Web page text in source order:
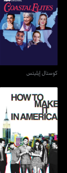
كوستال إيليتس
كوستال إيليتس
هاو تو ميك إت إن أميريكا